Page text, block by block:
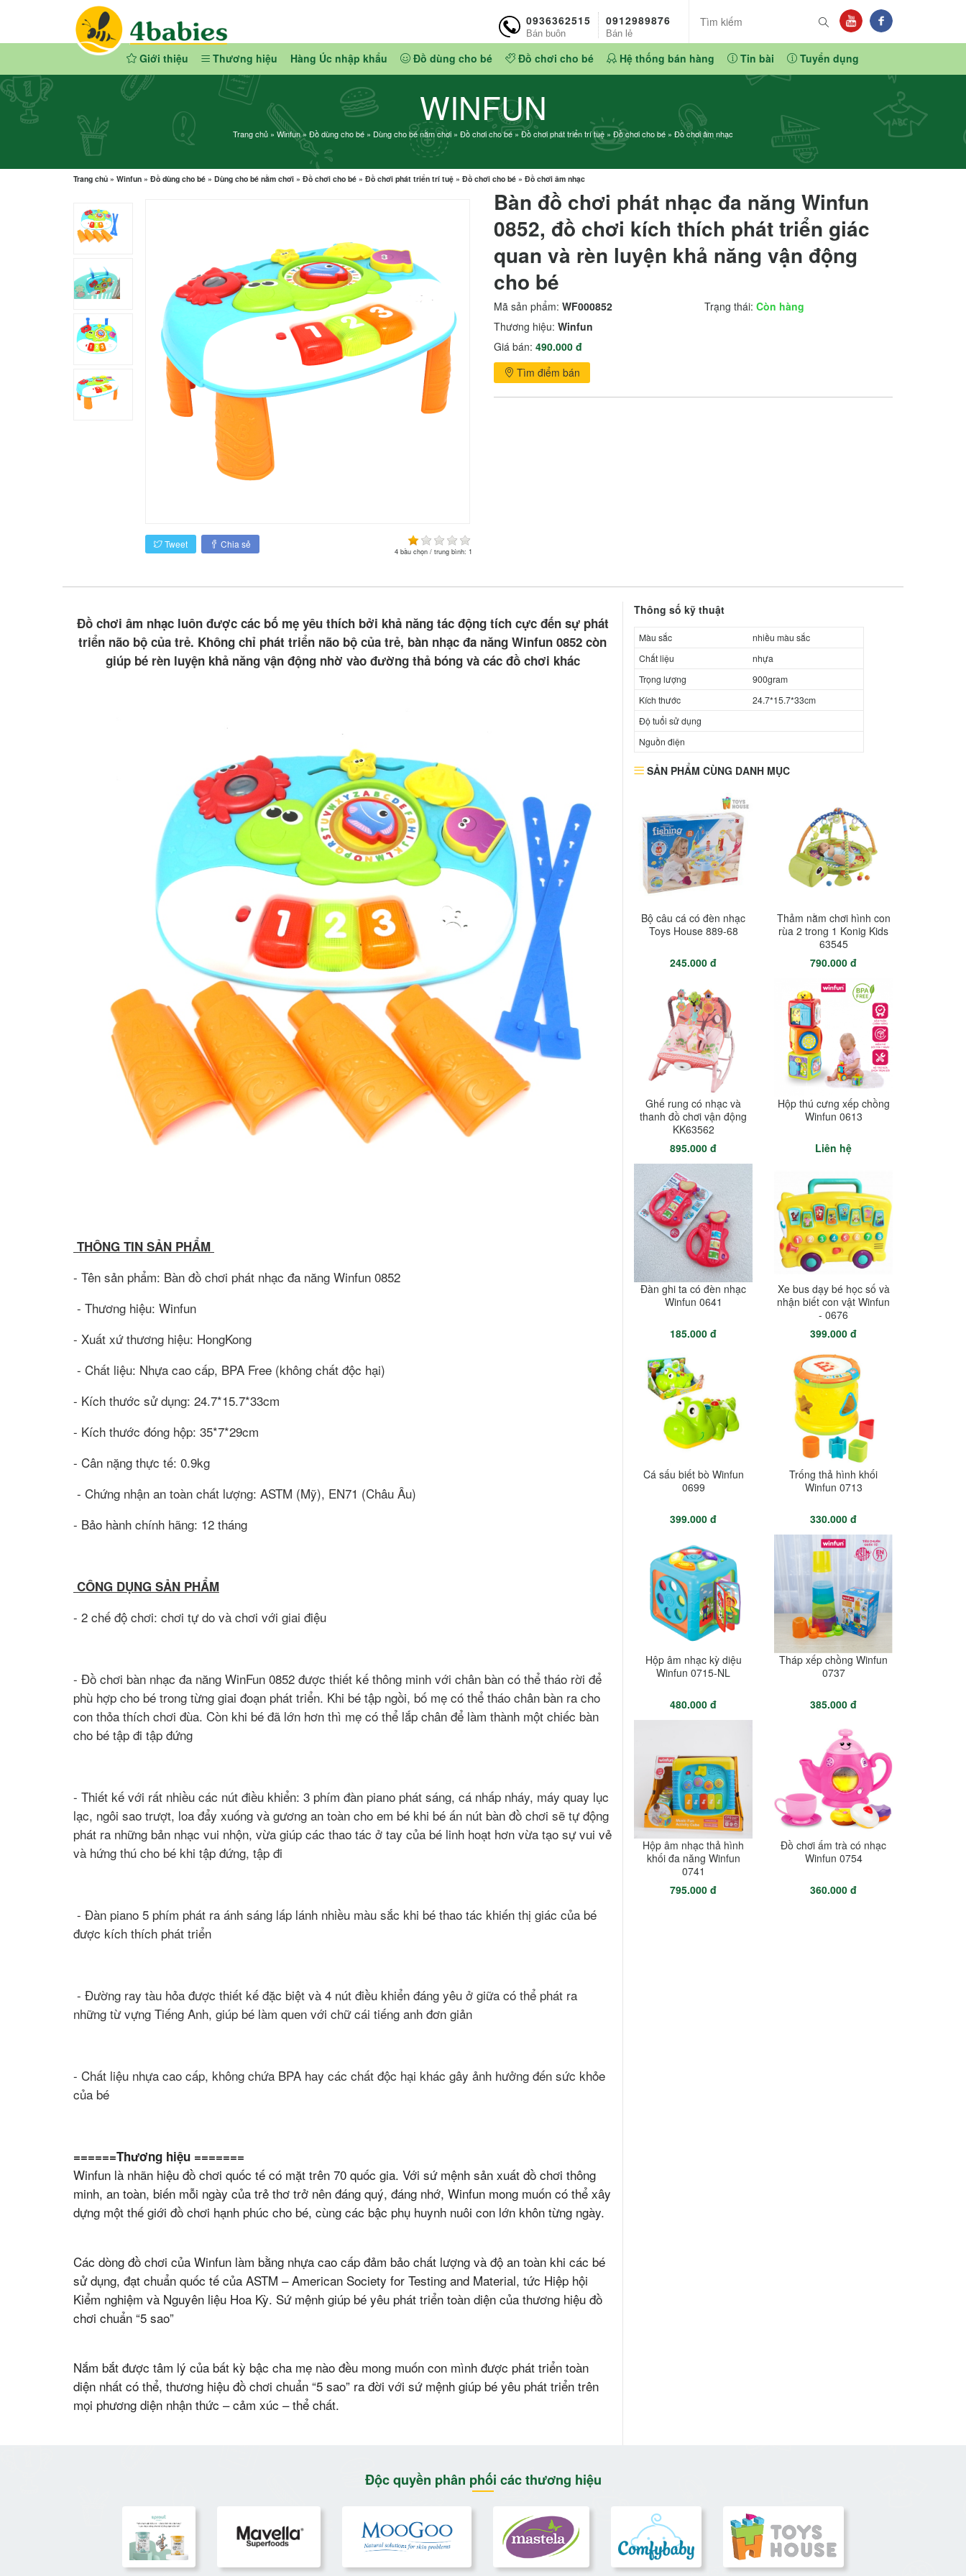
0936362515
Bán buôn
0912989876
Bán lẻ
Giới thiệu Thương hiệu Hàng Úc nhập khẩu Đồ dùng cho bé Đồ chơi cho bé Hệ thống bán hàng Tin bài Tuyển dụng
WINFUN
Trang chủ » Winfun» Đồ dùng cho bé » Dùng cho bé nằm chơi » Đồ chơi cho bé»Đồ chơi phát triển trí tuệ » Đồ chơi cho bé » Đồ chơi âm nhạc
Trang chủ » Winfun » Đồ dùng cho bé » Dùng cho bé nằm chơi » Đồ chơi cho bé » Đồ chơi phát triển trí tuệ » Đồ chơi cho bé » Đồ chơi âm nhạc
Bàn đồ chơi phát nhạc đa năng Winfun
0852, đồ chơi kích thích phát triển giác
quan và rèn luyện khả năng vận động
cho bé
Mã sản phẩm: WF000852 Trạng thái: Còn hàng
Thương hiệu: Winfun
Giá bán: 490.000 đ
Tìm điểm bán
4 bầu chọn / trung bình: 1
Tweet Chia sẻ
Đồ chơi âm nhạc luôn được các bố mẹ yêu thích bởi khả năng tác động tích cực đến sự phát
triển não bộ của trẻ. Không chỉ phát triển não bộ của trẻ, bàn nhạc đa năng Winfun 0852 còn
giúp bé rèn luyện khả năng vận động nhờ vào đường thả bóng và các đồ chơi khác
THÔNG TIN SẢN PHẨM
- Tên sản phẩm: Bàn đồ chơi phát nhạc đa năng Winfun 0852
- Thương hiệu: Winfun
- Xuất xứ thương hiệu: HongKong
- Chất liệu: Nhựa cao cấp, BPA Free (không chất độc hại)
- Kích thước sử dụng: 24.7*15.7*33cm
- Kích thước đóng hộp: 35*7*29cm
- Cân nặng thực tế: 0.9kg
- Chứng nhận an toàn chất lượng: ASTM (Mỹ), EN71 (Châu Âu)
- Bảo hành chính hãng: 12 tháng
CÔNG DỤNG SẢN PHẨM
- 2 chế độ chơi: chơi tự do và chơi với giai điệu
- Đồ chơi bàn nhạc đa năng WinFun 0852 được thiết kế thông minh với chân bàn có thể tháo rời để
phù hợp cho bé trong từng giai đoạn phát triển. Khi bé tập ngồi, bố mẹ có thể tháo chân bàn ra cho
con thỏa thích chơi đùa. Còn khi bé đã lớn hơn thì mẹ có thể lắp chân để làm thành một chiếc bàn
cho bé tập đi tập đứng
- Thiết kế với rất nhiều các nút điều khiển: 3 phím đàn piano phát sáng, cá nhấp nháy, máy quay lục
lạc, ngôi sao trượt, loa đẩy xuống và gương an toàn cho em bé khi bé ấn nút bàn đồ chơi sẽ tự động
phát ra những bản nhạc vui nhộn, vừa giúp các thao tác ở tay của bé linh hoạt hơn vừa tạo sự vui vẻ
và hứng thú cho bé khi tập đứng, tập đi
- Đàn piano 5 phím phát ra ánh sáng lấp lánh nhiều màu sắc khi bé thao tác khiến thị giác của bé
được kích thích phát triển
- Đường ray tàu hỏa được thiết kế đặc biệt và 4 nút điều khiển đáng yêu ở giữa có thể phát ra
những từ vựng Tiếng Anh, giúp bé làm quen với chữ cái tiếng anh đơn giản
- Chất liệu nhựa cao cấp, không chứa BPA hay các chất độc hại khác gây ảnh hưởng đến sức khỏe
của bé
======Thương hiệu =======
Winfun là nhãn hiệu đồ chơi quốc tế có mặt trên 70 quốc gia. Với sứ mệnh sản xuất đồ chơi thông
minh, an toàn, biến mỗi ngày của trẻ thơ trở nên đáng quý, đáng nhớ, Winfun mong muốn có thể xây
dựng một thế giới đồ chơi hạnh phúc cho bé, cùng các bậc phụ huynh nuôi con lớn khôn từng ngày.
Các dòng đồ chơi của Winfun làm bằng nhựa cao cấp đảm bảo chất lượng và độ an toàn khi các bé
sử dụng, đạt chuẩn quốc tế của ASTM – American Society for Testing and Material, tức Hiệp hội
Kiểm nghiệm và Nguyên liệu Hoa Kỳ. Sứ mệnh giúp bé yêu phát triển toàn diện của thương hiệu đồ
chơi chuẩn “5 sao”
Nắm bắt được tâm lý của bất kỳ bậc cha mẹ nào đều mong muốn con mình được phát triển toàn
diện nhất có thể, thương hiệu đồ chơi chuẩn “5 sao” ra đời với sứ mệnh giúp bé yêu phát triển trên
mọi phương diện nhận thức – cảm xúc – thể chất.
Thông số kỹ thuật
Màu sắc
nhiều màu sắc
Chất liệu
nhựa
Trọng lượng
900gram
Kích thước
24.7*15.7*33cm
Độ tuổi sử dụng
Nguồn điện
SẢN PHẨM CÙNG DANH MỤC
Bộ câu cá có đèn nhạc
Toys House 889-68
245.000 đ
Thảm nằm chơi hình con
rùa 2 trong 1 Konig Kids
63545
790.000 đ
Ghế rung có nhạc và
thanh đồ chơi vận động
KK63562
895.000 đ
Hộp thú cưng xếp chồng
Winfun 0613
Liên hệ
Đàn ghi ta có đèn nhạc
Winfun 0641
185.000 đ
Xe bus dạy bé học số và
nhận biết con vật Winfun
- 0676
399.000 đ
Cá sấu biết bò Winfun
0699
399.000 đ
Trống thả hình khối
Winfun 0713
330.000 đ
Hộp âm nhạc kỳ diệu
Winfun 0715-NL
480.000 đ
Tháp xếp chồng Winfun
0737
385.000 đ
Hộp âm nhạc thả hình
khối đa năng Winfun
0741
795.000 đ
Đồ chơi ấm trà có nhạc
Winfun 0754
360.000 đ
Độc quyền phân phối các thương hiệu